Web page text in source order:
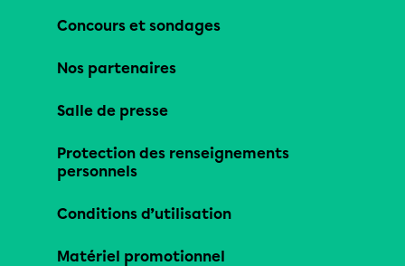
Concours et sondages
Nos partenaires
Salle de presse
Protection des renseignements
personnels
Conditions d’utilisation
Matériel promotionnel